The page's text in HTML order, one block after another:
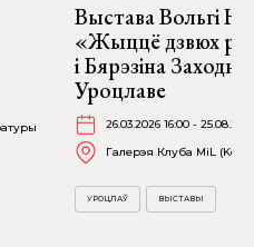
Выстава Вольгі
«Жыццё дзвюх
і Бярэзіна
Уроцлаве
26.03.2026 16:00 -
Галерэя Клуба MiL
УРОЦЛАЎ ВЫСТАВЫ